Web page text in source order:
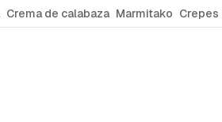
Crema de calabaza Marmitako Crepes